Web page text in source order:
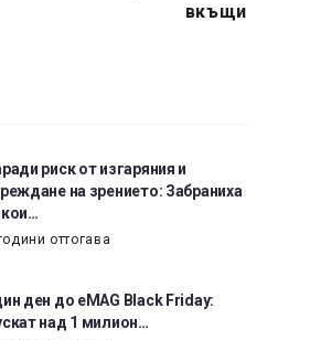
вкъщи
риск от изгаряния и
на зрението: Забраниха
оттогава
ден до eMAG Black Friday:
над 1 милион…